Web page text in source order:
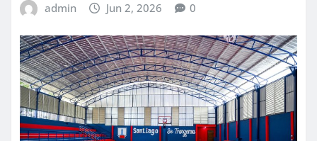
admin Jun 2, 2026 0